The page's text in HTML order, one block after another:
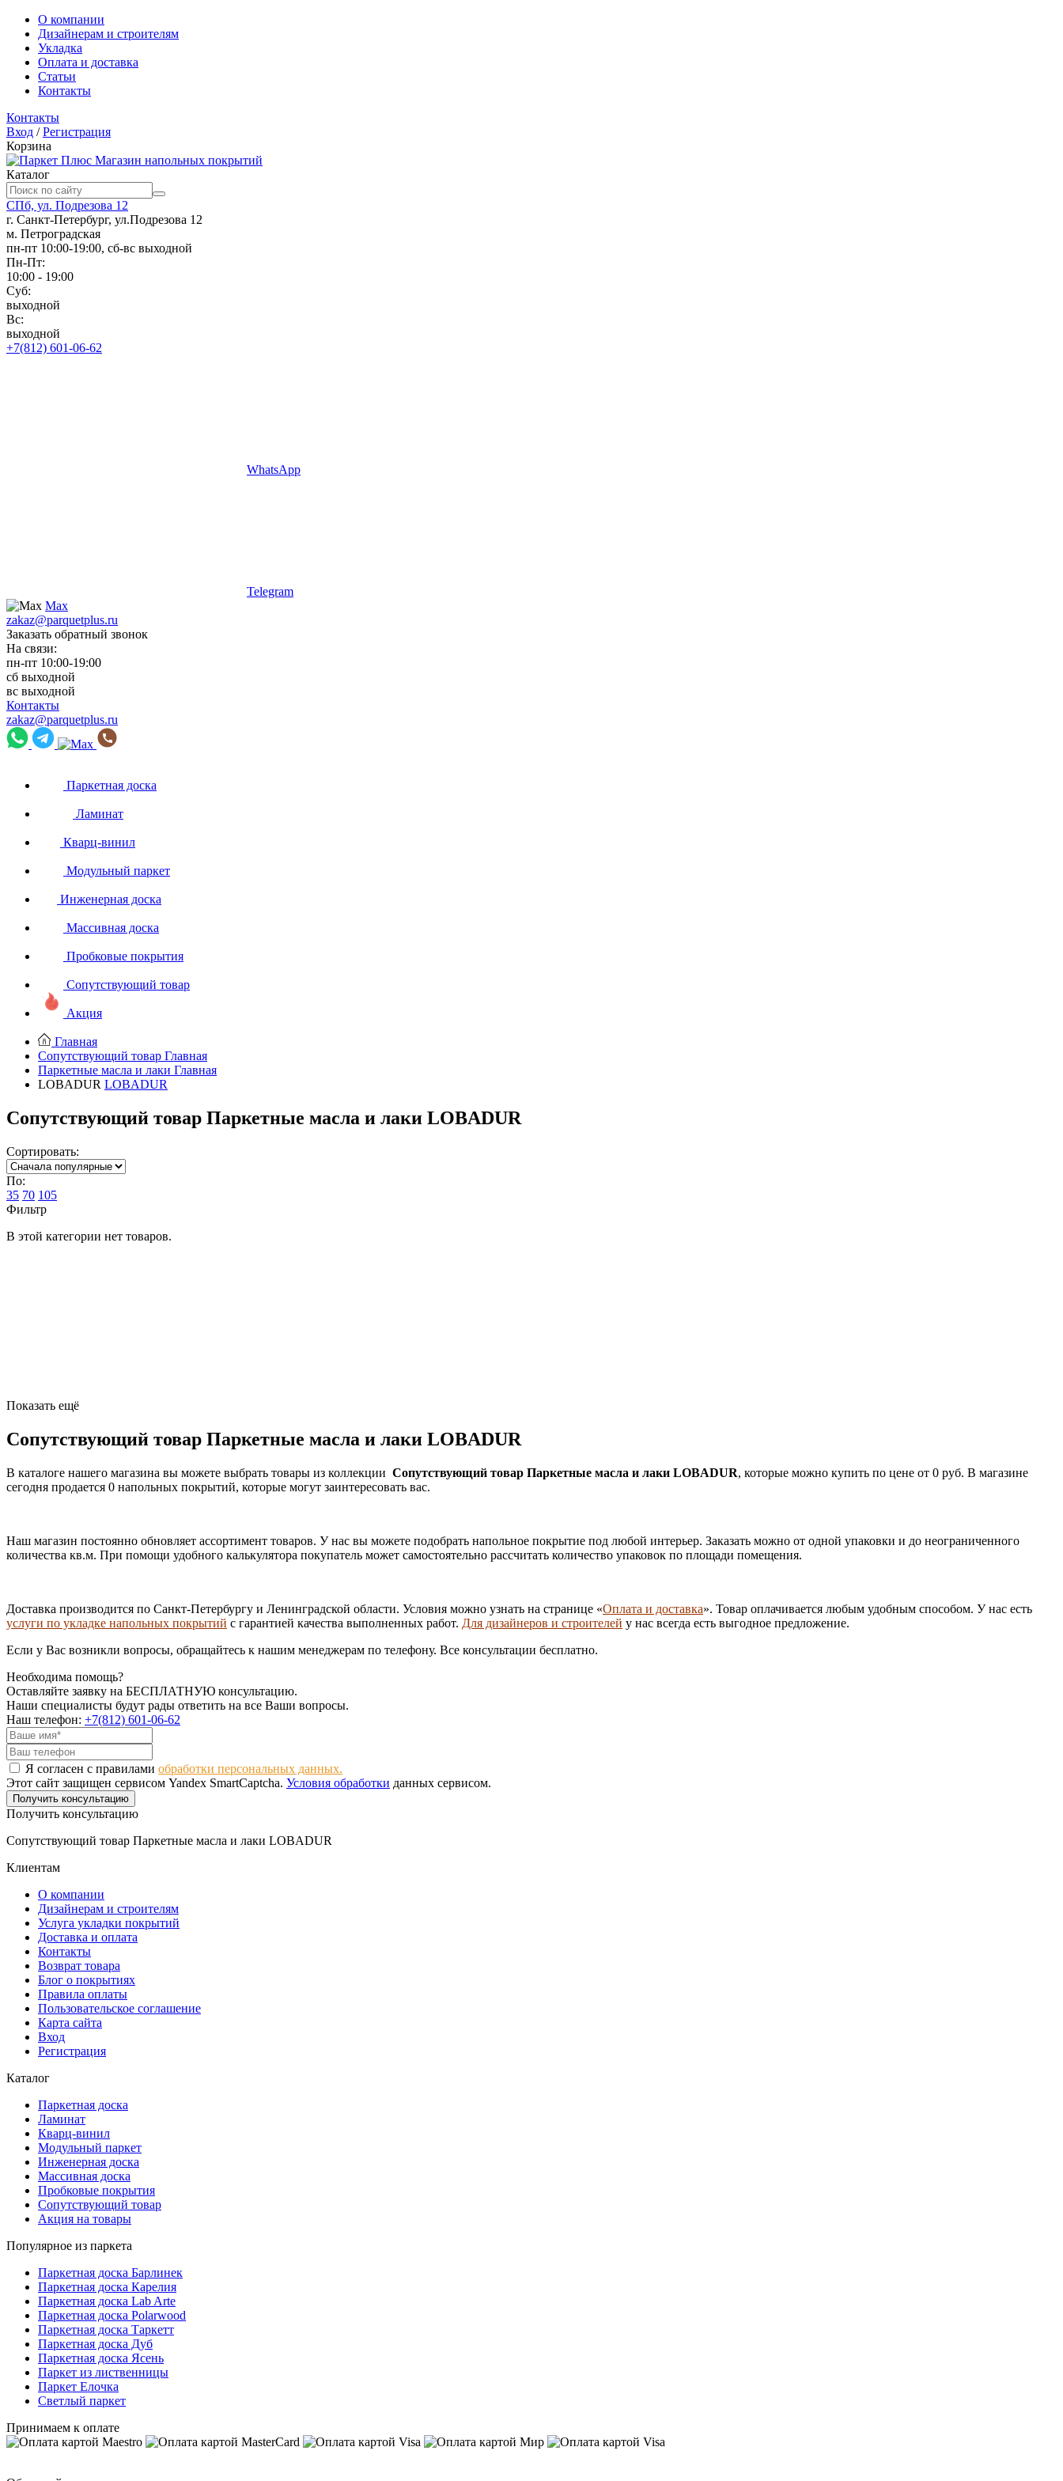
О компании
Дизайнерам и строителям
Укладка
Оплата и доставка
Статьи
Контакты
Контакты
Вход /Регистрация
Корзина
Магазин напольных покрытий
Каталог
СПб, ул. Подрезова 12
г. Санкт-Петербург, ул.Подрезова 12
м. Петроградская
пн-пт 10:00-19:00, сб-вс выходной
Пн-Пт:
10:00 - 19:00
Суб:
выходной
Вс:
выходной
+7(812) 601-06-62
WhatsApp
Telegram
Max
zakaz@parquetplus.ru
Заказать обратный звонок
На связи:
пн-пт 10:00-19:00
сб выходной
вс выходной
Контакты
zakaz@parquetplus.ru
Паркетная доска
Ламинат
Кварц-винил
Модульный паркет
Инженерная доска
Массивная доска
Пробковые покрытия
Сопутствующий товар
Акция
Главная
Сопутствующий товар Главная
Паркетные масла и лаки Главная
LOBADUR LOBADUR
Сопутствующий товар Паркетные масла и лаки LOBADUR
Сортировать:
По:
35 70 105
Фильтр
В этой категории нет товаров.
Показать ещё
Сопутствующий товар Паркетные масла и лаки LOBADUR
В каталоге нашего магазина вы можете выбрать товары из коллекции Сопутствующий товар Паркетные масла и лаки LOBADUR, которые можно купить по цене от 0 руб. В магазине
сегодня продается 0 напольных покрытий, которые могут заинтересовать вас.
Наш магазин постоянно обновляет ассортимент товаров. У нас вы можете подобрать напольное покрытие под любой интерьер. Заказать можно от одной упаковки и до неограниченного
количества кв.м. При помощи удобного калькулятора покупатель может самостоятельно рассчитать количество упаковок по площади помещения.
Доставка производится по Санкт-Петербургу и Ленинградской области. Условия можно узнать на странице «Оплата и доставка». Товар оплачивается любым удобным способом. У нас есть
услуги по укладке напольных покрытий с гарантией качества выполненных работ. Для дизайнеров и строителей у нас всегда есть выгодное предложение.
Если у Вас возникли вопросы, обращайтесь к нашим менеджерам по телефону. Все консультации бесплатно.
Необходима помощь?
Оставляйте заявку на БЕСПЛАТНУЮ консультацию.
Наши специалисты будут рады ответить на все Ваши вопросы.
Наш телефон: +7(812) 601-06-62
Я согласен с правилами обработки персональных данных.
Этот сайт защищен сервисом Yandex SmartCaptcha. Условия обработки данных сервисом.
Получить консультацию
Получить консультацию
Сопутствующий товар Паркетные масла и лаки LOBADUR
Клиентам
О компании
Дизайнерам и строителям
Услуга укладки покрытий
Доставка и оплата
Контакты
Возврат товара
Блог о покрытиях
Правила оплаты
Пользовательское соглашение
Карта сайта
Вход
Регистрация
Каталог
Паркетная доска
Ламинат
Кварц-винил
Модульный паркет
Инженерная доска
Массивная доска
Пробковые покрытия
Сопутствующий товар
Акция на товары
Популярное из паркета
Паркетная доска Барлинек
Паркетная доска Карелия
Паркетная доска Lab Arte
Паркетная доска Polarwood
Паркетная доска Таркетт
Паркетная доска Дуб
Паркетная доска Ясень
Паркет из лиственницы
Паркет Елочка
Светлый паркет
Принимаем к оплате